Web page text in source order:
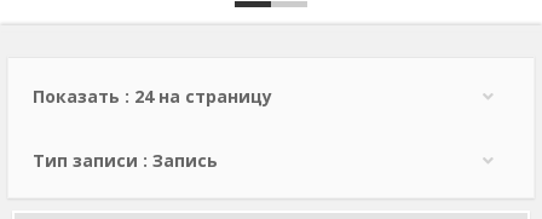
Показать : 24 на страницу
Тип записи : Запись